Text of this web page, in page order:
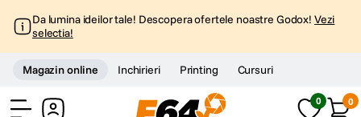
Da lumina ideilor tale! Descopera ofertele noastre Godox! Vezi
selectia!
Magazin online Inchirieri Printing Cursuri
0 0